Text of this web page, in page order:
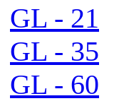
GL - 21
GL - 35
GL - 60